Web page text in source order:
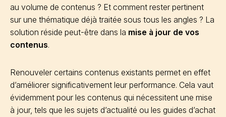
au volume de contenus ? Et comment rester pertinent
sur une thématique déjà traitée sous tous les angles ? La
solution réside peut-être dans la mise à jour de vos
contenus.
Renouveler certains contenus existants permet en effet
d’améliorer significativement leur performance. Cela vaut
évidemment pour les contenus qui nécessitent une mise
à jour, tels que les sujets d’actualité ou les guides d’achat